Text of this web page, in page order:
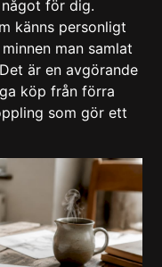
för dig.
känns personligt
man samlat
är en avgörande
köp från förra
som gör ett